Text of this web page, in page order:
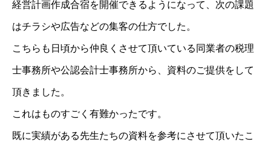
経営計画作成合宿を開催できるようになって、次の課題
はチラシや広告などの集客の仕方でした。
こちらも日頃から仲良くさせて頂いている同業者の税理
士事務所や公認会計士事務所から、資料のご提供をして
頂きました。
これはものすごく有難かったです。
既に実績がある先生たちの資料を参考にさせて頂いたこ